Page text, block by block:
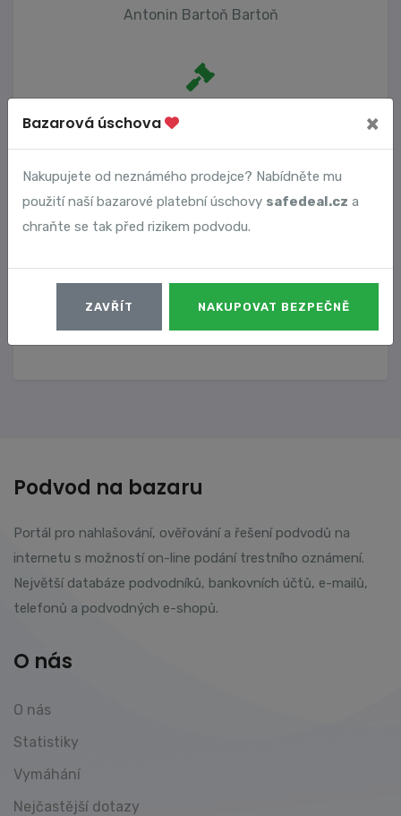
Antonin Bartoň Bartoň
Vyhledané podvody
Číslo podvodu Datum
15238 10. 02. 2025
Podvod na bazaru
Portál pro nahlašování, ověřování a řešení podvodů na
internetu s možností on-line podání trestního oznámení.
Největší databáze podvodníků, bankovních účtů, e-mailů,
telefonů a podvodných e-shopů.
O nás
O nás
Statistiky
Vymáhání
Nejčastější dotazy
Bazarová úschova ×
Nakupujete od neznámého prodejce? Nabídněte mu
použití naší bazarové platební úschovy safedeal.cz a
chraňte se tak před rizikem podvodu.
ZAVŘÍT NAKUPOVAT BEZPEČNĚ